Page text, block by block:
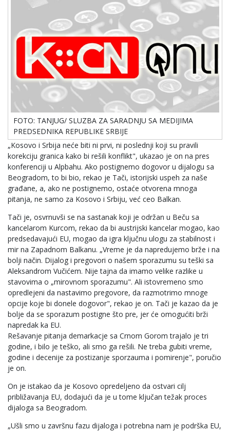
FOTO: TANJUG/ SLUZBA ZA SARADNJU SA MEDIJIMA
PREDSEDNIKA REPUBLIKE SRBIJE
„Kosovo i Srbija neće biti ni prvi, ni poslednji koji su pravili
korekciju granica kako bi rešili konflikt", ukazao je on na pres
konferenciji u Alpbahu. Ako postignemo dogovor u dijalogu sa
Beogradom, to bi bio, rekao je Tači, istorijski uspeh za naše
građane, a, ako ne postignemo, ostaće otvorena mnoga
pitanja, ne samo za Kosovo i Srbiju, već ceo Balkan.
Tači je, osvrnuvši se na sastanak koji je održan u Beču sa
kancelarom Kurcom, rekao da bi austrijski kancelar mogao, kao
predsedavajući EU, mogao da igra ključnu ulogu za stabilnost i
mir na Zapadnom Balkanu. „Vreme je da napredujemo brže i na
bolji način. Dijalog i pregovori o našem sporazumu su teški sa
Aleksandrom Vučićem. Nije tajna da imamo velike razlike u
stavovima o „mirovnom sporazumu". Ali istovremeno smo
opredlejeni da nastavimo pregovore, da razmotrimo mnoge
opcije koje bi donele dogovor", rekao je on. Tači je kazao da je
bolje da se sporazum postigne što pre, jer će omogućiti brži
napredak ka EU.
Rešavanje pitanja demarkacje sa Crnom Gorom trajalo je tri
godine, i bilo je teško, ali smo ga rešili. Ne treba gubiti vreme,
godine i decenije za postizanje sporzauma i pomirenje", poručio
je on.
On je istakao da je Kosovo opredeljeno da ostvari cilj
približavanja EU, dodajući da je u tome ključan težak proces
dijaloga sa Beogradom.
„Ušli smo u završnu fazu dijaloga i potrebna nam je podrška EU,